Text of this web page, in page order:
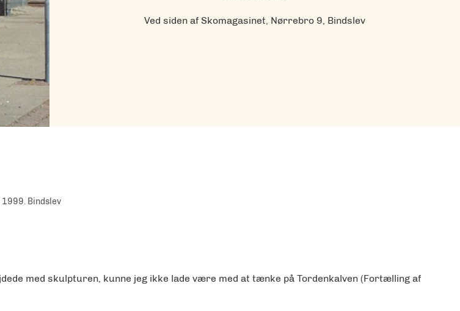
Ved siden af Skomagasinet, Nørrebro 9, Bindslev
Bindslev
med skulpturen, kunne jeg ikke lade være med at tænke på Tordenkalven (Fortælling af